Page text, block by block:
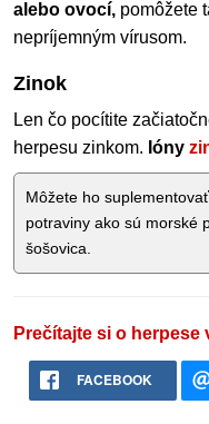
alebo ovocí, pomôžete
nepríjemným vírusom.
Zinok
Len čo pocítite
herpesu zinkom. Ióny
Môžete ho
potraviny ako sú morské
šošovica.
Prečítajte si o herpese
FACEBOOK